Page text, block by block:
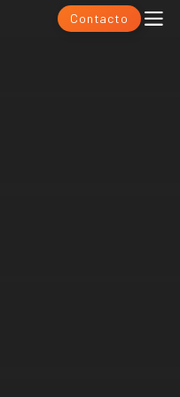
Contacto